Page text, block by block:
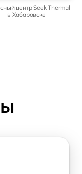
центр Seek Thermal
в Хабаровске